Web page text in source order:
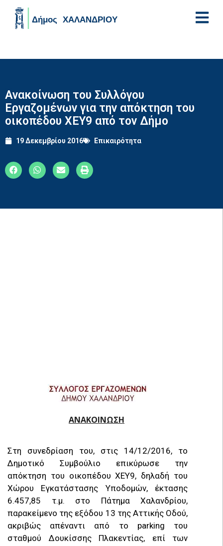
Ανακοίνωση του Συλλόγου
Εργαζομένων για την απόκτηση του
οικοπέδου ΧΕΥ9 από τον Δήμο
19 Δεκεμβρίου 2016 Επικαιρότητα
ΑΝΑΚΟΙΝΩΣΗ
Στη συνεδρίαση του, στις 14/12/2016, το
Δημοτικό Συμβούλιο επικύρωσε την
απόκτηση του οικοπέδου ΧΕΥ9, δηλαδή του
Χώρου Εγκατάστασης Υποδομών, έκτασης
6.457,85 τ.μ. στο Πάτημα Χαλανδρίου,
παρακείμενο της εξόδου 13 της Αττικής Οδού,
ακριβώς απέναντι από το parking του
σταθμού Δουκίσσης Πλακεντίας, επί των